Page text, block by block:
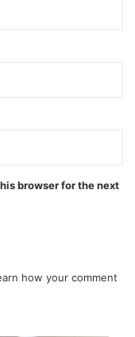
browser for the next
how your comment